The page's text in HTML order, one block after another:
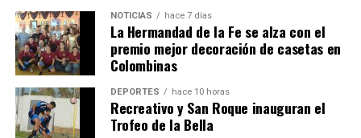
SEXTA CORRIDA DE LAS FIESTAS COLOMBINAS
2026
hace 3 días· Huelvatv
NOTICIAS hace 7 días
La Hermandad de la Fe se alza con el
premio mejor decoración de casetas en
Colombinas
DEPORTES hace 10 horas
Recreativo y San Roque inauguran el
Trofeo de la Bella